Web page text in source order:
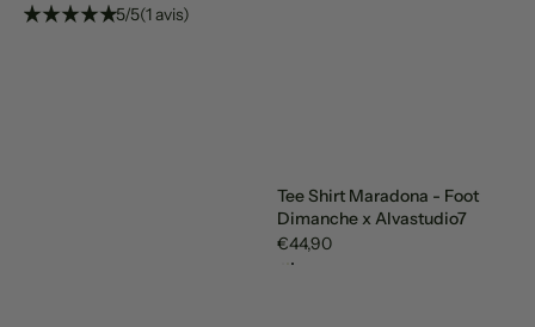
5/5(1 avis)
Tee Shirt Maradona - Foot
Dimanche x Alvastudio7
€44,90